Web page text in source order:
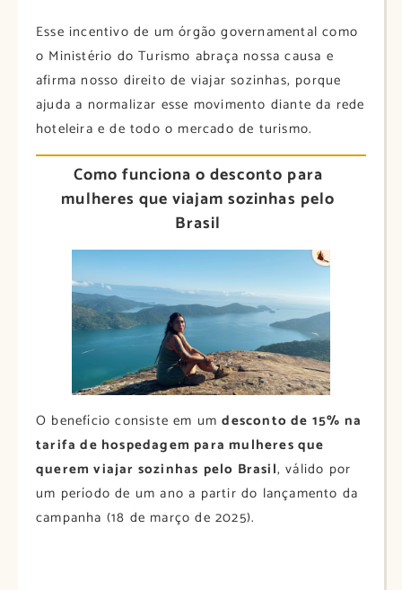
Esse incentivo de um órgão governamental como
o Ministério do Turismo abraça nossa causa e
afirma nosso direito de viajar sozinhas, porque
ajuda a normalizar esse movimento diante da rede
hoteleira e de todo o mercado de turismo.
Como funciona o desconto para
mulheres que viajam sozinhas pelo
Brasil
O benefício consiste em umdesconto de 15% na
tarifa de hospedagem para mulheres que
querem viajar sozinhas pelo Brasil, válido por
um período de um ano a partir do lançamento da
campanha (18 de março de 2025).